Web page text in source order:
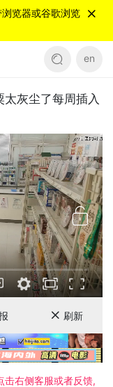
览器或谷歌浏览
en
灰尘了每周插入
刷新
击右侧客服或者反馈,